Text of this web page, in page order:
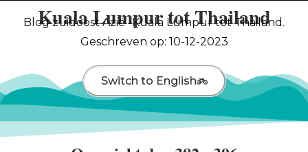
Kuala Lumpur tot Thailand
Blog zuidoost Azië -Kuala Lumpur tot Thailand.
Geschreven op: 10-12-2023
Switch to English